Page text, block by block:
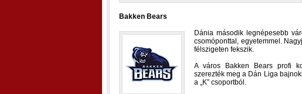
Bakken Bears
Dánia második legnépesebb
csomóponttal, egyetemmel.
félszigeten fekszik.
A város Bakken Bears profi
szerezték meg a Dán Liga
a „K” csoportból.